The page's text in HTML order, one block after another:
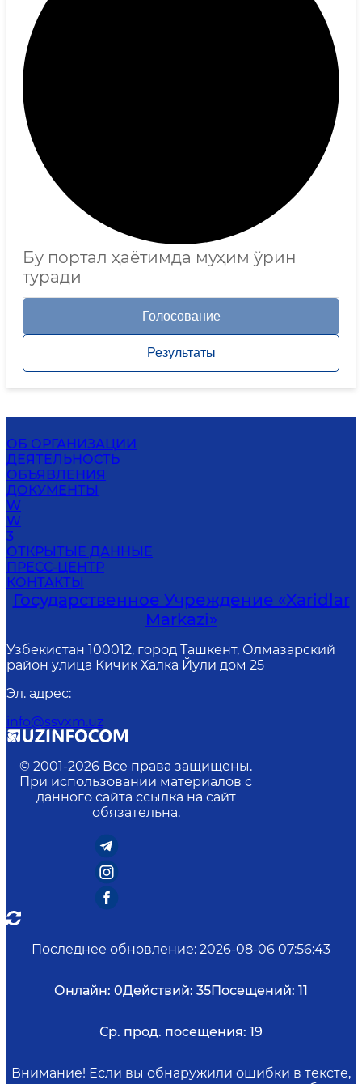
Бу портал ҳаётимда муҳим ўрин
туради
Голосование
Результаты
ОБ ОРГАНИЗАЦИИ
ДЕЯТЕЛЬНОСТЬ
ОБЪЯВЛЕНИЯ
ДОКУМЕНТЫ
W
W
3
ОТКРЫТЫЕ ДАННЫЕ
ПРЕСС-ЦЕНТР
КОНТАКТЫ
Государственное Учреждение «Xaridlar
Markazi»
Узбекистан 100012, город Ташкент, Олмазарский
район улица Кичик Халка Йули дом 25
Эл. адрес:
info@ssvxm.uz
© 2001-2026 Все права защищены.
При использовании материалов с
данного сайта ссылка на сайт
обязательна.
Последнее обновление: 2026-08-06 07:56:43
Онлайн: 0Действий: 35Посещений: 11
Ср. прод. посещения: 19
Внимание! Если вы обнаружили ошибки в тексте,